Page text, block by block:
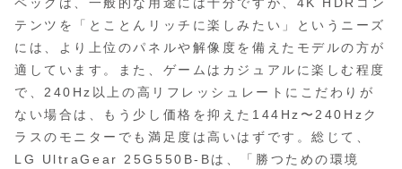
ペックは、一般的な用途には十分ですが、4K HDRコン
テンツを「とことんリッチに楽しみたい」というニーズ
には、より上位のパネルや解像度を備えたモデルの方が
適しています。また、ゲームはカジュアルに楽しむ程度
で、240Hz以上の高リフレッシュレートにこだわりが
ない場合は、もう少し価格を抑えた144Hz〜240Hzク
ラスのモニターでも満足度は高いはずです。総じて、
LG UltraGear 25G550B-Bは、「勝つための環境